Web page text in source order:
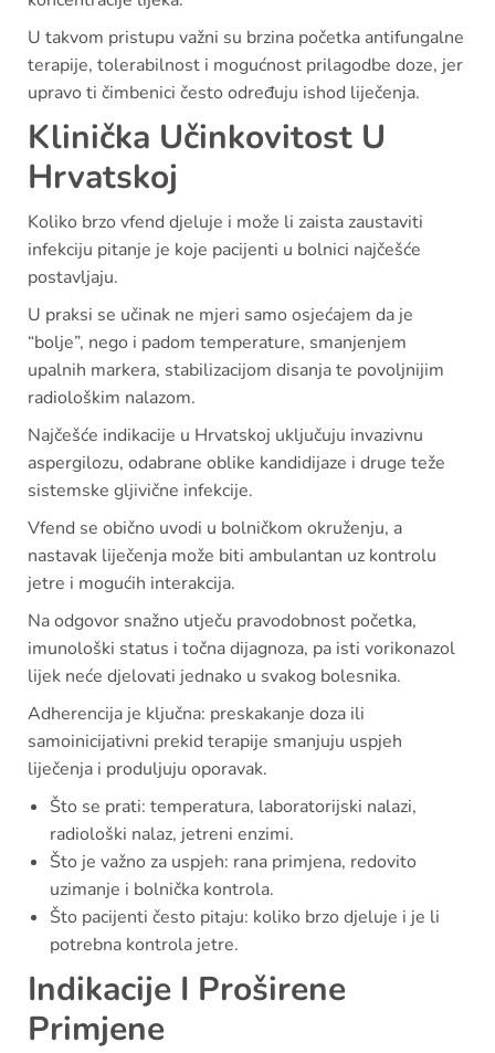
U takvom pristupu važni su brzina početka antifungalne
terapije, tolerabilnost i mogućnost prilagodbe doze, jer
upravo ti čimbenici često određuju ishod liječenja.
Klinička Učinkovitost U
Hrvatskoj
Koliko brzo vfend djeluje i može li zaista zaustaviti
infekciju pitanje je koje pacijenti u bolnici najčešće
postavljaju.
U praksi se učinak ne mjeri samo osjećajem da je
“bolje”, nego i padom temperature, smanjenjem
upalnih markera, stabilizacijom disanja te povoljnijim
radiološkim nalazom.
Najčešće indikacije u Hrvatskoj uključuju invazivnu
aspergilozu, odabrane oblike kandidijaze i druge teže
sistemske gljivične infekcije.
Vfend se obično uvodi u bolničkom okruženju, a
nastavak liječenja može biti ambulantan uz kontrolu
jetre i mogućih interakcija.
Na odgovor snažno utječu pravodobnost početka,
imunološki status i točna dijagnoza, pa isti vorikonazol
lijek neće djelovati jednako u svakog bolesnika.
Adherencija je ključna: preskakanje doza ili
samoinicijativni prekid terapije smanjuju uspjeh
liječenja i produljuju oporavak.
Što se prati: temperatura, laboratorijski nalazi,
radiološki nalaz, jetreni enzimi.
Što je važno za uspjeh: rana primjena, redovito
uzimanje i bolnička kontrola.
Što pacijenti često pitaju: koliko brzo djeluje i je li
potrebna kontrola jetre.
Indikacije I Proširene
Primjene